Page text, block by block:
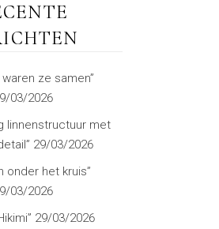
waren ze samen”
03/2026
linnenstructuur met
29/03/2026
onder het kruis”
03/2026
29/03/2026